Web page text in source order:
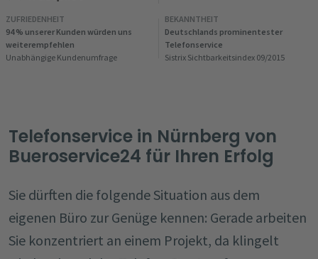
ZUFRIEDENHEIT
94 % unserer Kunden würden uns
weiterempfehlen
Unabhängige Kundenumfrage
BEKANNTHEIT
Deutschlands prominentester
Telefonservice
Sistrix Sichtbarkeitsindex 09/2015
Telefonservice in Nürnberg von
Bueroservice24 für Ihren Erfolg
Sie dürften die folgende Situation aus dem
eigenen Büro zur Genüge kennen: Gerade arbeiten
Sie konzentriert an einem Projekt, da klingelt